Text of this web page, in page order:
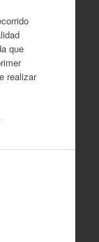
que
realizar